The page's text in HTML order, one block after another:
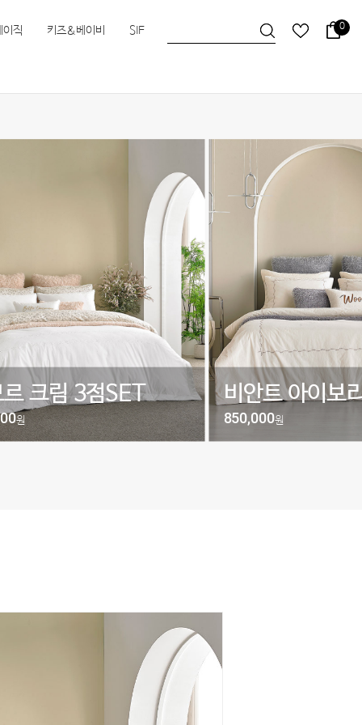
이직 키즈&베이비 SIF HEIMa 한실 한
0
르 크림 3점SET
원
비안트 아이보
850,000원